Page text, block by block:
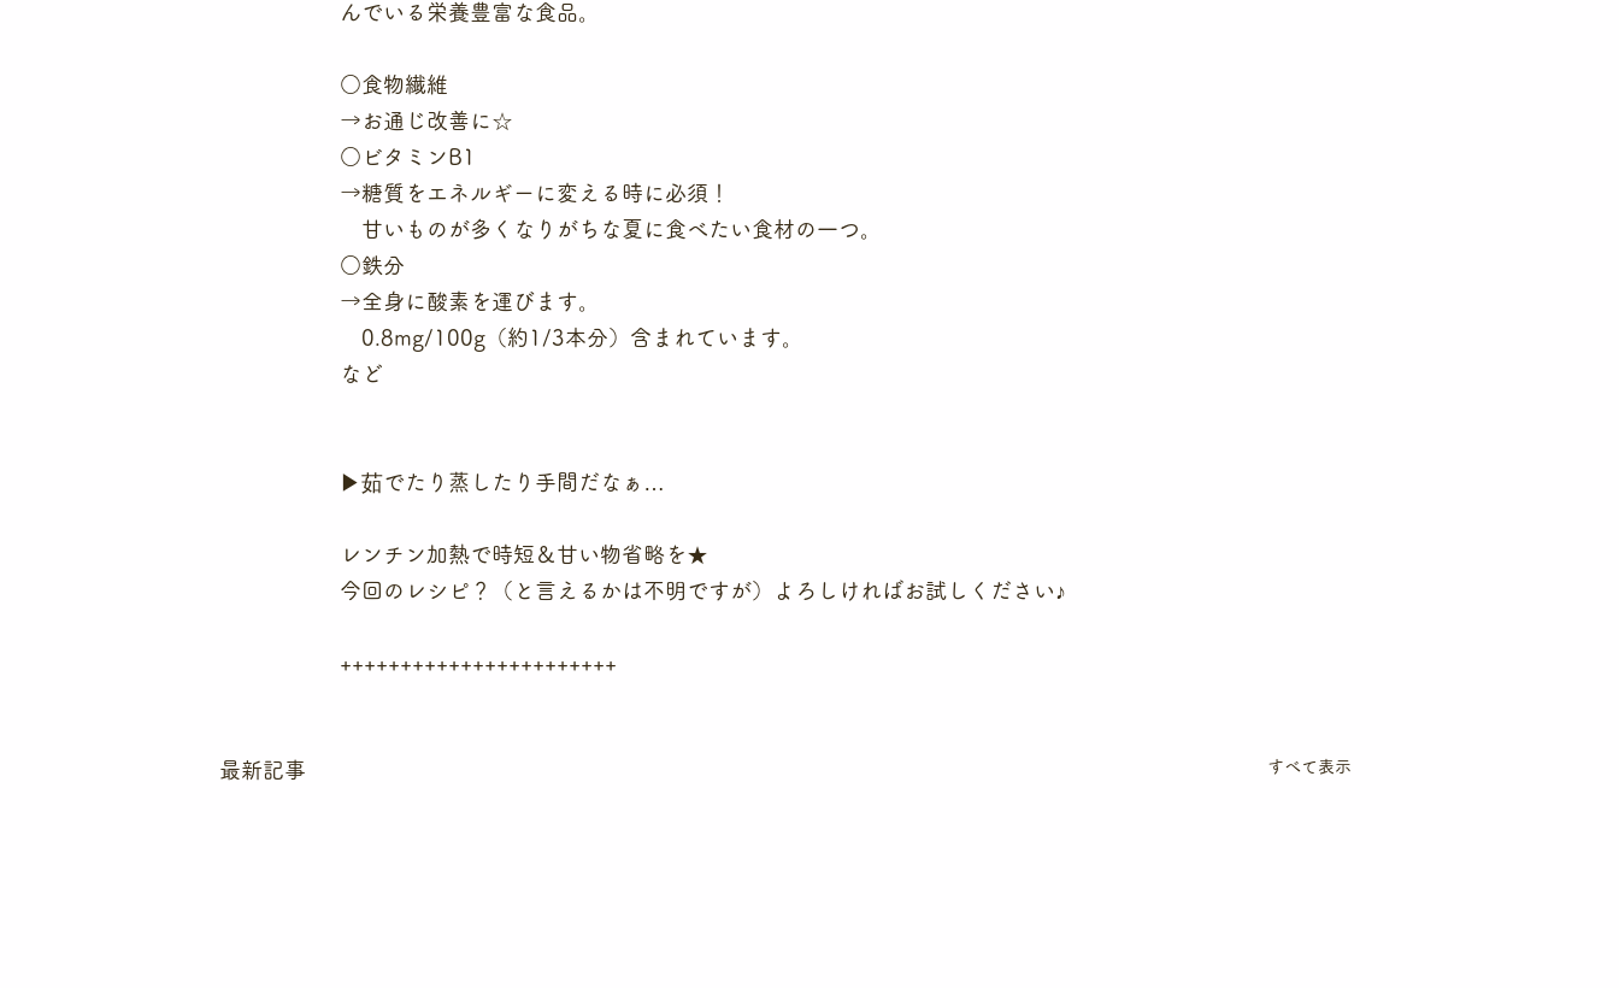
んでいる栄養豊富な食品。
○食物繊維
→お通じ改善に☆
○ビタミンB1
→糖質をエネルギーに変える時に必須！
甘いものが多くなりがちな夏に食べたい食材の一つ。
○鉄分
→全身に酸素を運びます。
0.8mg/100g（約1/3本分）含まれています。
など
▶茹でたり蒸したり手間だなぁ…
レンチン加熱で時短＆甘い物省略を★
今回のレシピ？（と言えるかは不明ですが）よろしければお試しください♪
+++++++++++++++++++++++
最新記事 すべて表示